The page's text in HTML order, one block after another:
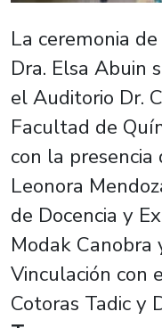
La ceremonia
Dra. Elsa Abuin
el Auditorio Dr.
Facultad de
con la presencia
Leonora
de Docencia y
Modak Canobra
Vinculación con
Cotoras Tadic y